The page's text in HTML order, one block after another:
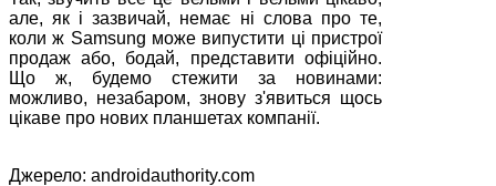
але, як і зазвичай, немає ні слова про те,
коли ж Samsung може випустити ці пристрої
продаж або, бодай, представити офіційно.
Що ж, будемо стежити за новинами:
можливо, незабаром, знову з'явиться щось
цікаве про нових планшетах компанії.
Джерело: androidauthority.com